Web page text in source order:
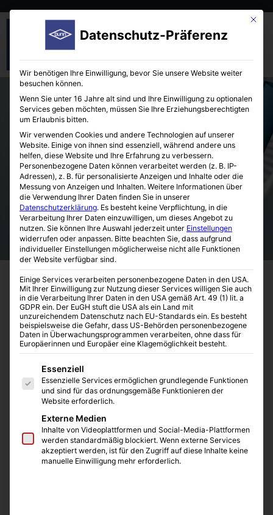
LCP Mischstation
LCP Mischstation
Die LCP („lipidic cubic phase“) Mischstation ist ideal für
die Vorbereitung von viskosen Lösungen im Zuge der
Kristallisation von Membranproteinen.Merkmale:
Geeignet für verschiedene Spritzentypen wie z.B.
Mit
Datenschutz-Präferenz
Wir benötigen Ihre Einwilligung, bevor Sie unsere Website weiter
besuchen können.
Wenn Sie unter 16 Jahre alt sind und Ihre Einwilligung zu optionalen
Services geben möchten, müssen Sie Ihre Erziehungsberechtigten
um Erlaubnis bitten.
Wir verwenden Cookies und andere Technologien auf unserer
Website. Einige von ihnen sind essenziell, während andere uns
helfen, diese Website und Ihre Erfahrung zu verbessern.
Personenbezogene Daten können verarbeitet werden (z. B. IP-
Adressen), z. B. für personalisierte Anzeigen und Inhalte oder die
Messung von Anzeigen und Inhalten. Weitere Informationen über
die Verwendung Ihrer Daten finden Sie in unserer
Datenschutzerklärung. Es besteht keine Verpflichtung, in die
Verarbeitung Ihrer Daten einzuwilligen, um dieses Angebot zu
nutzen. Sie können Ihre Auswahl jederzeit unter Einstellungen
widerrufen oder anpassen. Bitte beachten Sie, dass aufgrund
individueller Einstellungen möglicherweise nicht alle Funktionen
der Website verfügbar sind.
Einige Services verarbeiten personenbezogene Daten in den USA.
Mit Ihrer Einwilligung zur Nutzung dieser Services willigen Sie auch
in die Verarbeitung Ihrer Daten in den USA gemäß Art. 49 (1) lit. a
GDPR ein. Der EuGH stuft die USA als ein Land mit
unzureichendem Datenschutz nach EU-Standards ein. Es besteht
beispielsweise die Gefahr, dass US-Behörden personenbezogene
Daten in Überwachungsprogrammen verarbeiten, ohne dass für
Europäerinnen und Europäer eine Klagemöglichkeit besteht.
Es folgt eine Liste der Service-Gruppen, für die eine
Essenziell
Essenzielle Services ermöglichen grundlegende Funktionen
und sind für das ordnungsgemäße Funktionieren der
Website erforderlich.
Externe Medien
Inhalte von Videoplattformen und Social-Media-Plattformen
werden standardmäßig blockiert. Wenn externe Services
akzeptiert werden, ist für den Zugriff auf diese Inhalte keine
manuelle Einwilligung mehr erforderlich.